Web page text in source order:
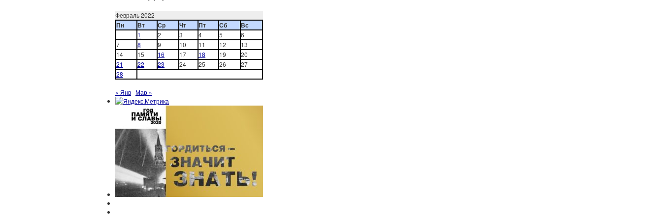
Февраль 2022
Пн Вт Ср Чт Пт Сб Вс
1 2 3 4 5
6
7
8 9 10 11 12
13
14
15 16 17 18 19
20
21
22 23 24 25 26
27
28
« Янв Мар »